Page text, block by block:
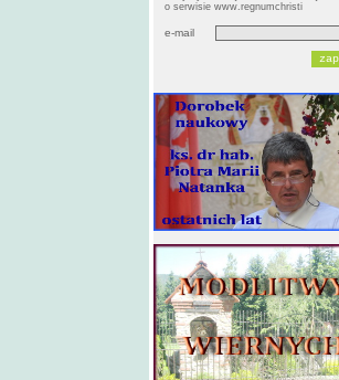
o serwisie www.regnumchristi
e-mail